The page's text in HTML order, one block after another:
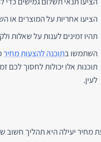
הציעו אחריות על המוצרים או
תהיו זמינים לענות על שאלות
השתמשו בתוכנה להצעות מחיר
תוכנות אלו יכולות לחסוך לכם
לעין.
מחיר יעילה היא תהליך חשוב